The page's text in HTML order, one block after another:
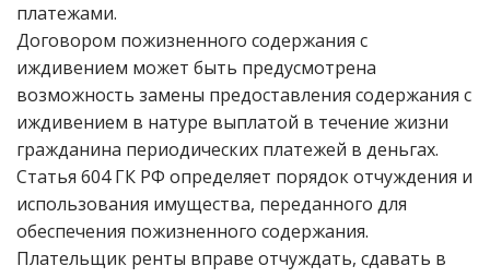
платежами.
Договором пожизненного содержания с
иждивением может быть предусмотрена
возможность замены предоставления содержания с
иждивением в натуре выплатой в течение жизни
гражданина периодических платежей в деньгах.
Статья 604 ГК РФ определяет порядок отчуждения и
использования имущества, переданного для
обеспечения пожизненного содержания.
Плательщик ренты вправе отчуждать, сдавать в